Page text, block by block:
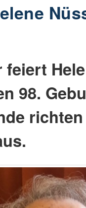
feiert
98.